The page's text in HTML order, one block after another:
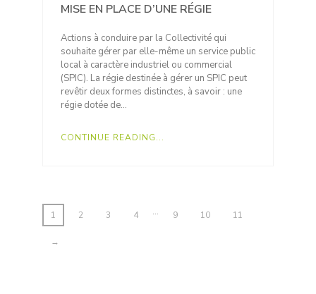
MISE EN PLACE D’UNE RÉGIE
Actions à conduire par la Collectivité qui
souhaite gérer par elle-même un service public
local à caractère industriel ou commercial
(SPIC). La régie destinée à gérer un SPIC peut
revêtir deux formes distinctes, à savoir : une
régie dotée de…
CONTINUE READING...
1 2 3 4 … 9 10 11
→